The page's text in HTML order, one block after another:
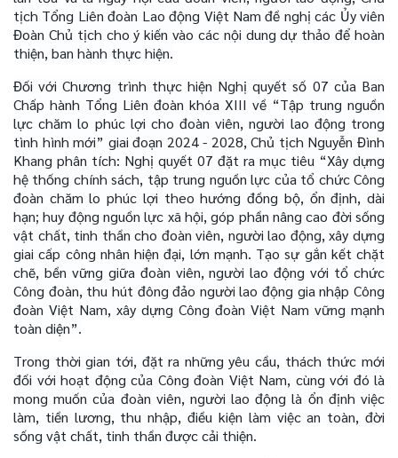
tịch Tổng Liên đoàn Lao động Việt Nam đề nghị các Ủy viên
Đoàn Chủ tịch cho ý kiến vào các nội dung dự thảo để hoàn
thiện, ban hành thực hiện.
Đối với Chương trình thực hiện Nghị quyết số 07 của Ban
Chấp hành Tổng Liên đoàn khóa XIII về “Tập trung nguồn
lực chăm lo phúc lợi cho đoàn viên, người lao động trong
tình hình mới” giai đoạn 2024 - 2028, Chủ tịch Nguyễn Đình
Khang phân tích: Nghị quyết 07 đặt ra mục tiêu “Xây dựng
hệ thống chính sách, tập trung nguồn lực của tổ chức Công
đoàn chăm lo phúc lợi theo hướng đồng bộ, ổn định, dài
hạn; huy động nguồn lực xã hội, góp phần nâng cao đời sống
vật chất, tinh thần cho đoàn viên, người lao động, xây dựng
giai cấp công nhân hiện đại, lớn mạnh. Tạo sự gắn kết chặt
chẽ, bền vững giữa đoàn viên, người lao động với tổ chức
Công đoàn, thu hút đông đảo người lao động gia nhập Công
đoàn Việt Nam, xây dựng Công đoàn Việt Nam vững mạnh
toàn diện”.
Trong thời gian tới, đặt ra những yêu cầu, thách thức mới
đối với hoạt động của Công đoàn Việt Nam, cùng với đó là
mong muốn của đoàn viên, người lao động là ổn định việc
làm, tiền lương, thu nhập, điều kiện làm việc an toàn, đời
sống vật chất, tinh thần được cải thiện.